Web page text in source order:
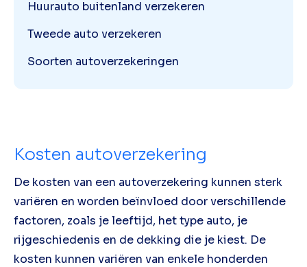
Kosten autoverzekering
De kosten van een autoverzekering kunnen sterk
variëren en worden beïnvloed door verschillende
factoren, zoals je leeftijd, het type auto, je
rijgeschiedenis en de dekking die je kiest. De
kosten kunnen variëren van enkele honderden
Huurauto buitenland verzekeren
Tweede auto verzekeren
Soorten autoverzekeringen